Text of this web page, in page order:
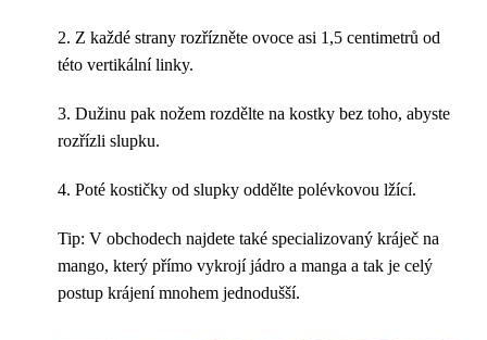
2. Z každé strany rozřízněte ovoce asi 1,5 centimetrů od
této vertikální linky.
3. Dužinu pak nožem rozdělte na kostky bez toho, abyste
rozřízli slupku.
4. Poté kostičky od slupky oddělte polévkovou lžící.
Tip: V obchodech najdete také specializovaný kráječ na
mango, který přímo vykrojí jádro a manga a tak je celý
postup krájení mnohem jednodušší.